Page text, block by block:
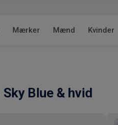
Mærker Mænd Kvinder
Sky Blue & hvid